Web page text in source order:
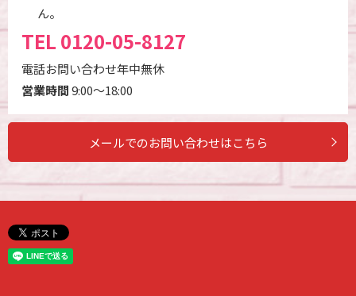
ん。
TEL 0120-05-8127
電話お問い合わせ年中無休
営業時間9:00～18:00
メールでのお問い合わせはこちら